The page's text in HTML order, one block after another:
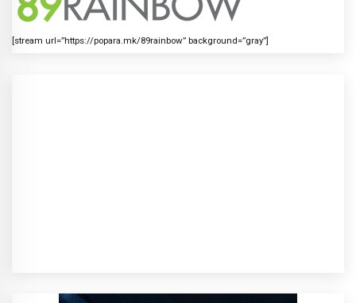
[stream url=”https://popara.mk/89rainbow” background=”gray”]